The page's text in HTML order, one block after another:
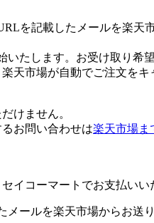
を記載したメールを楽天
たします。お受け取り希
天市場が自動でご注文をキ
けません。
お問い合わせは楽天市場ま
イコーマートでお支払いい
ールを楽天市場からお送り